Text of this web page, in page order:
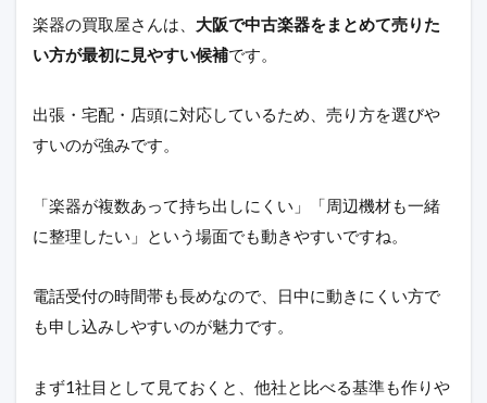
楽器の買取屋さんは、 大阪で中古楽器をまとめて売りた
い方が最初に見やすい候補です。
出張・宅配・店頭に対応しているため、売り方を選びや
すいのが強みです。
「楽器が複数あって持ち出しにくい」「周辺機材も一緒
に整理したい」という場面でも動きやすいですね。
電話受付の時間帯も長めなので、日中に動きにくい方で
も申し込みしやすいのが魅力です。
まず1社目として見ておくと、他社と比べる基準も作りや